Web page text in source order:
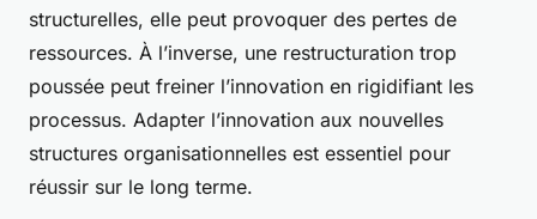
structurelles, elle peut provoquer des pertes de
ressources. À l’inverse, une restructuration trop
poussée peut freiner l’innovation en rigidifiant les
processus. Adapter l’innovation aux nouvelles
structures organisationnelles est essentiel pour
réussir sur le long terme.